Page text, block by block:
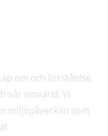
om och förståelse
vår omvärld. Vi
miljöpåverkan som